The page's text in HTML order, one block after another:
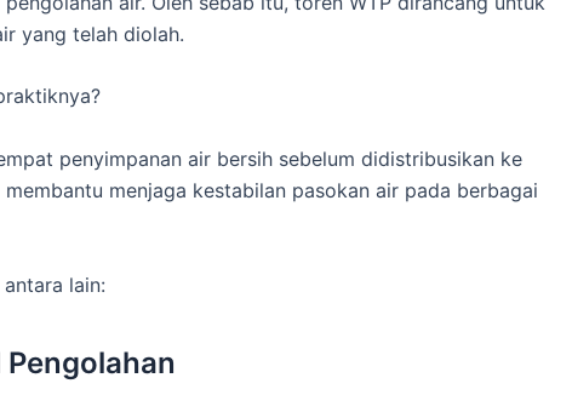
yang telah diolah.
penyimpanan air bersih sebelum didistribusikan ke
menjaga kestabilan pasokan air pada berbagai
lain: